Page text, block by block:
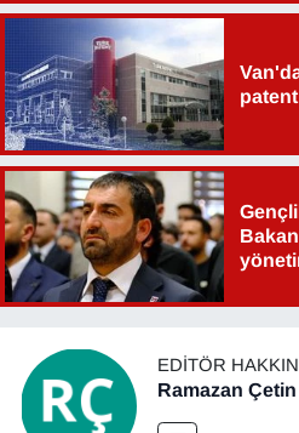
EDITÖR
Ramazan Çetin